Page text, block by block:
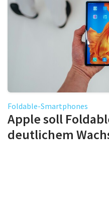
Foldable-Smartphones
Apple soll
deutlichem